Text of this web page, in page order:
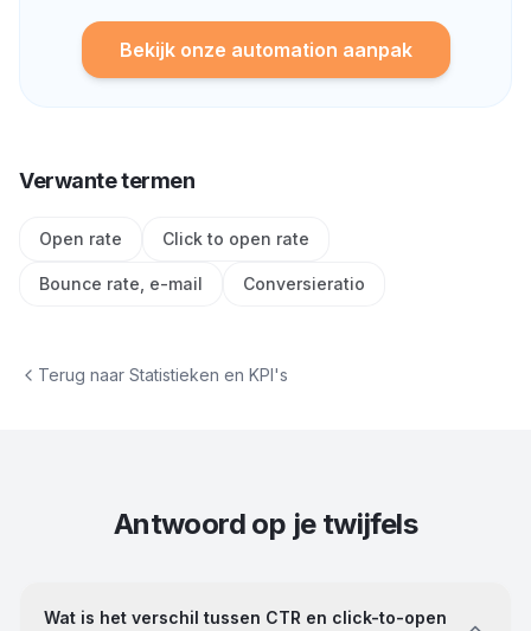
Bekijk onze automation aanpak
Verwante termen
Open rate Click to open rate
Bounce rate, e-mail Conversieratio
Terug naar Statistieken en KPI's
Antwoord op je twijfels
Wat is het verschil tussen CTR en click-to-open